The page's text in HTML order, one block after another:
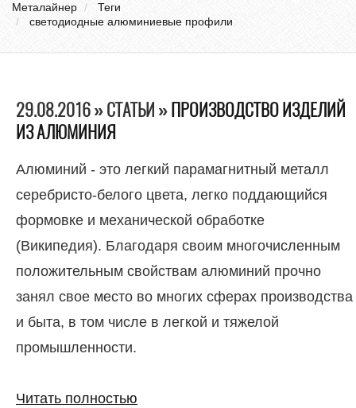
Металайнер
Теги
светодиодные алюминиевые профили
29.08.2016 » СТАТЬИ »ПРОИЗВОДСТВО ИЗДЕЛИЙ
ИЗ АЛЮМИНИЯ
Алюминий - это легкий парамагнитный металл
серебристо-белого цвета, легко поддающийся
формовке и механической обработке
(Википедия). Благодаря своим многочисленным
положительным свойствам алюминий прочно
занял свое место во многих сферах производства
и быта, в том числе в легкой и тяжелой
промышленности.
Читать полностью